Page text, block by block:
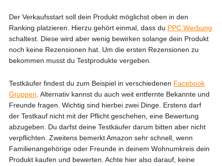
Der Verkaufsstart soll dein Produkt möglichst oben in den
Ranking platzieren. Hierzu gehört einmal, dass du PPC Werbung
schaltest. Diese wird aber wenig bewirken solange dein Produkt
noch keine Rezensionen hat. Um die ersten Rezensionen zu
bekommen musst du Testprodukte vergeben.
Testkäufer findest du zum Beispiel in verschiedenen Facebook
Gruppen . Alternativ kannst du auch weit entfernte Bekannte und
Freunde fragen. Wichtig sind hierbei zwei Dinge. Erstens darf
der Testkauf nicht mit der Pflicht geschehen, eine Bewertung
abzugeben. Du darfst deine Testkäufer darum bitten aber nicht
verpflichten. Zweitens bemerkt Amazon sehr schnell, wenn
Familienangehörige oder Freunde in deinem Wohnumkreis dein
Produkt kaufen und bewerten. Achte hier also darauf, keine